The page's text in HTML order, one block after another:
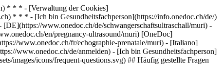
* * * - [Verwaltung der Cookies]
* * * - [Ich bin Gesundheitsfachperson](https://info.onedoc.ch/de/)
[DE](https://www.onedoc.ch/de/schwangerschaftsultraschall/muri) -
en/pregnancy-ultrasound/muri) [OneDoc]
www.onedoc.ch/fr/echographie-prenatale/muri) - [Italiano]
www.onedoc.ch/de/anmelden) - [Ich bin Gesundheitsfachperson]
images/icons/frequent-questions.svg) ## Häufig gestellte Fragen